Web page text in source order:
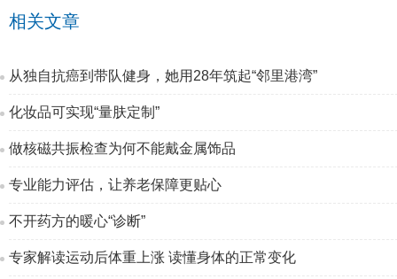
相关文章
从独自抗癌到带队健身，她用28年筑起“邻里港湾”
化妆品可实现“量肤定制”
做核磁共振检查为何不能戴金属饰品
专业能力评估，让养老保障更贴心
不开药方的暖心“诊断”
专家解读运动后体重上涨 读懂身体的正常变化